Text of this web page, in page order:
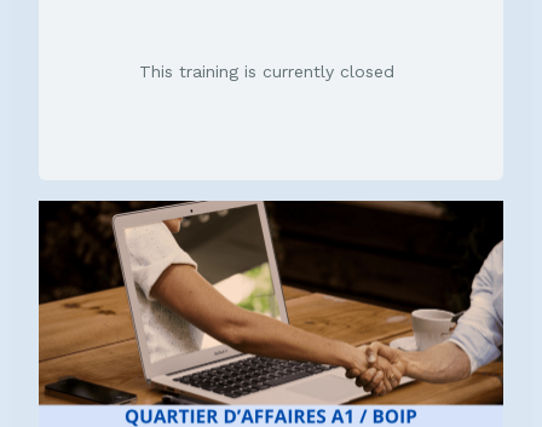
This training is currently closed